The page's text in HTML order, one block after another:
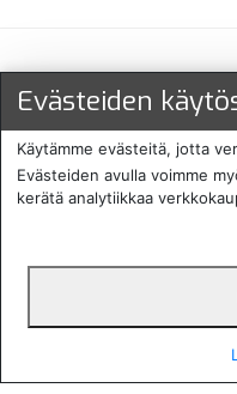
Maksu-
Protecomp
Evästeiden
Käytämme evästeitä, jotta
Evästeiden avulla voimme
kerätä analytiikkaa